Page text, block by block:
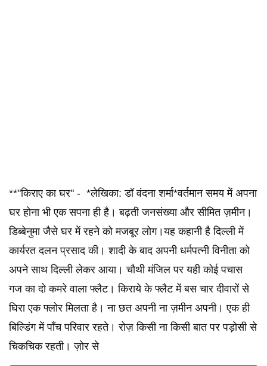
**"किराए का घर" - *लेखिका: डॉ वंदना शर्मा*वर्तमान समय में अपना
घर होना भी एक सपना ही है। बढ़ती जनसंख्या और सीमित ज़मीन।
डिब्बेनुमा जैसे घर में रहने को मजबूर लोग।यह कहानी है दिल्ली में
कार्यरत दलन प्रसाद की। शादी के बाद अपनी धर्मपत्नी विनीता को
अपने साथ दिल्ली लेकर आया। चौथी मंजिल पर यही कोई पचास
गज का दो कमरे वाला फ्लैट। किराये के फ्लैट में बस चार दीवारों से
घिरा एक फ्लोर मिलता है। ना छत अपनी ना ज़मीन अपनी। एक ही
बिल्डिंग में पाँच परिवार रहते। रोज़ किसी ना किसी बात पर पड़ोसी से
चिकचिक रहती। ज़ोर से